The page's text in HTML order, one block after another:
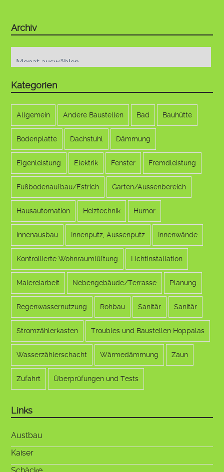
Archiv
Kategorien
Allgemein Andere Baustellen Bad Bauhütte
Bodenplatte Dachstuhl Dämmung
Eigenleistung Elektrik Fenster Fremdleistung
Fußbodenaufbau/Estrich Garten/Aussenbereich
Hausautomation Heiztechnik Humor
Innenausbau Innenputz, Aussenputz Innenwände
Kontrollierte Wohnraumlüftung Lichtinstallation
Malereiarbeit Nebengebäude/Terrasse Planung
Regenwassernutzung Rohbau Sanitär Sanitär
Stromzählerkasten Troubles und Baustellen Hoppalas
Wasserzählerschacht Wärmedämmung Zaun
Zufahrt Überprüfungen und Tests
Links
Austbau
Kaiser